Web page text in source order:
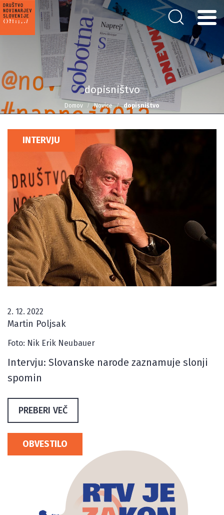
dopisništvo
Domov Novice dopisništvo
INTERVJU
2. 12. 2022
Martin Poljsak
Foto: Nik Erik Neubauer
Intervju: Slovanske narode zaznamuje slonji
spomin
PREBERI VEČ
OBVESTILO